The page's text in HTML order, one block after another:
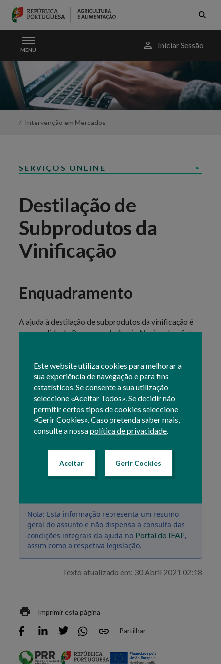
Skip to Main Content
MENU
MenuIniciar Sessão
Destilação
de
Subprodutos
Vinificação
Este website utiliza cookies para melhorar a
sua experiência de navegação e para fins
estatísticos. Se consente a sua utilização
seleccione «Aceitar Todos». Se decidir não
permitir certos tipos de cookies seleccione
«Gerir Cookies». Caso pretenda saber mais,
consulte a nossapolítica de privacidade
Aceitar Gerir Cookies
Intervenção em Mercados
SERVIÇOS ONLINE
Destilação de
Subprodutos da
Vinificação
Enquadramento
A ajuda à destilação de subprodutos da vinificação é
uma medida doPrograma de Apoio Nacional no Setor
O apoio pode ser pago mediante apresentação de
pedido de pagamento ou de um pedido de
adiantamento, formalizado pelo destilador junto do
IFAP, de acordo com as instruções constantes
Manual do Pedido de Pagamento da Destilação
formulário próprio que estará disponível naÁrea
do Portal do IFAP em “O Meu Processo /
Formulários Genéricos Desmaterializados
Nota: Esta informação representa um resumo
geral do assunto e não dispensa a consulta das
condições integrais da ajuda no Portal do IFAP,
assim como a respetiva legislação.
Texto atualizado em: 30 Abril 2021 02:18
Imprimir esta página
Partilhar